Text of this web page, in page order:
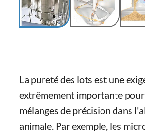
La pureté des lots est une
extrêmement importante
mélanges de précision dans
animale. Par exemple, les